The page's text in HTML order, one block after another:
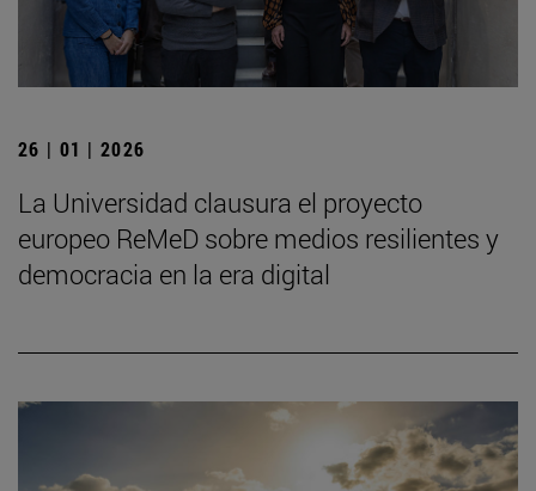
26 | 01 | 2026
La Universidad clausura el proyecto
europeo ReMeD sobre medios resilientes y
democracia en la era digital